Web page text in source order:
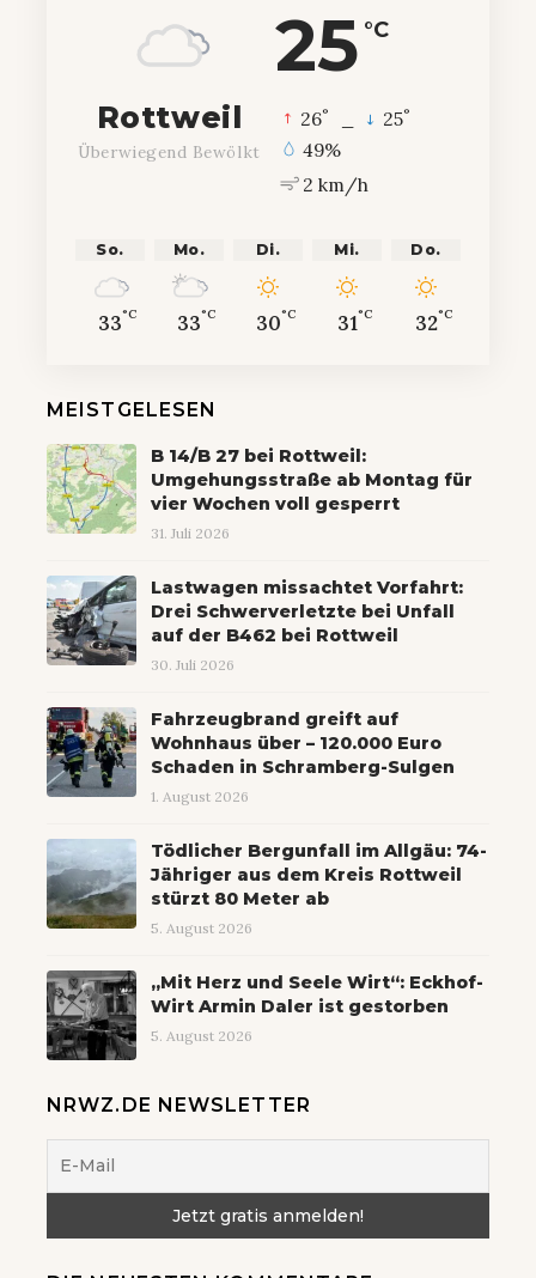
25 °C
Rottweil
Überwiegend Bewölkt
26° 25°
49%
2 km/h
So.
33°C
Mo.
33°C
Di.
30°C
Mi.
31°C
Do.
32°C
MEISTGELESEN
B 14/B 27 bei Rottweil:
Umgehungsstraße ab Montag für
vier Wochen voll gesperrt
31. Juli 2026
Lastwagen missachtet Vorfahrt:
Drei Schwerverletzte bei Unfall
auf der B462 bei Rottweil
30. Juli 2026
Fahrzeugbrand greift auf
Wohnhaus über – 120.000 Euro
Schaden in Schramberg-Sulgen
1. August 2026
Tödlicher Bergunfall im Allgäu: 74-
Jähriger aus dem Kreis Rottweil
stürzt 80 Meter ab
5. August 2026
„Mit Herz und Seele Wirt“: Eckhof-
Wirt Armin Daler ist gestorben
5. August 2026
NRWZ.DE NEWSLETTER